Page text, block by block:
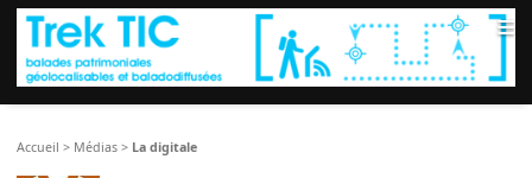
≡
Accueil > Médias > La digitale